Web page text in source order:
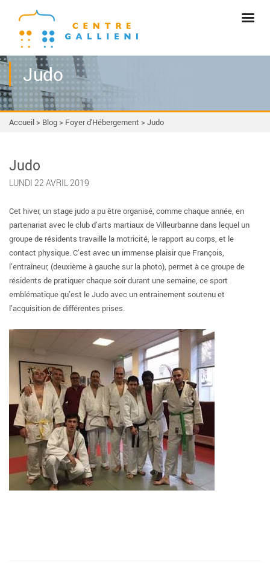
Judo
Accueil > Blog > Foyer d'Hébergement >Judo
Judo
LUNDI 22 AVRIL 2019
Cet hiver, un stage judo a pu être organisé, comme chaque année, en
partenariat avec le club d’arts martiaux de Villeurbanne dans lequel un
groupe de résidents travaille la motricité, le rapport au corps, et le
contact physique. C’est avec un immense plaisir que François,
l’entraîneur, (deuxième à gauche sur la photo), permet à ce groupe de
résidents de pratiquer chaque soir durant une semaine, ce sport
emblématique qu’est le Judo avec un entrainement soutenu et
l’acquisition de différentes prises.